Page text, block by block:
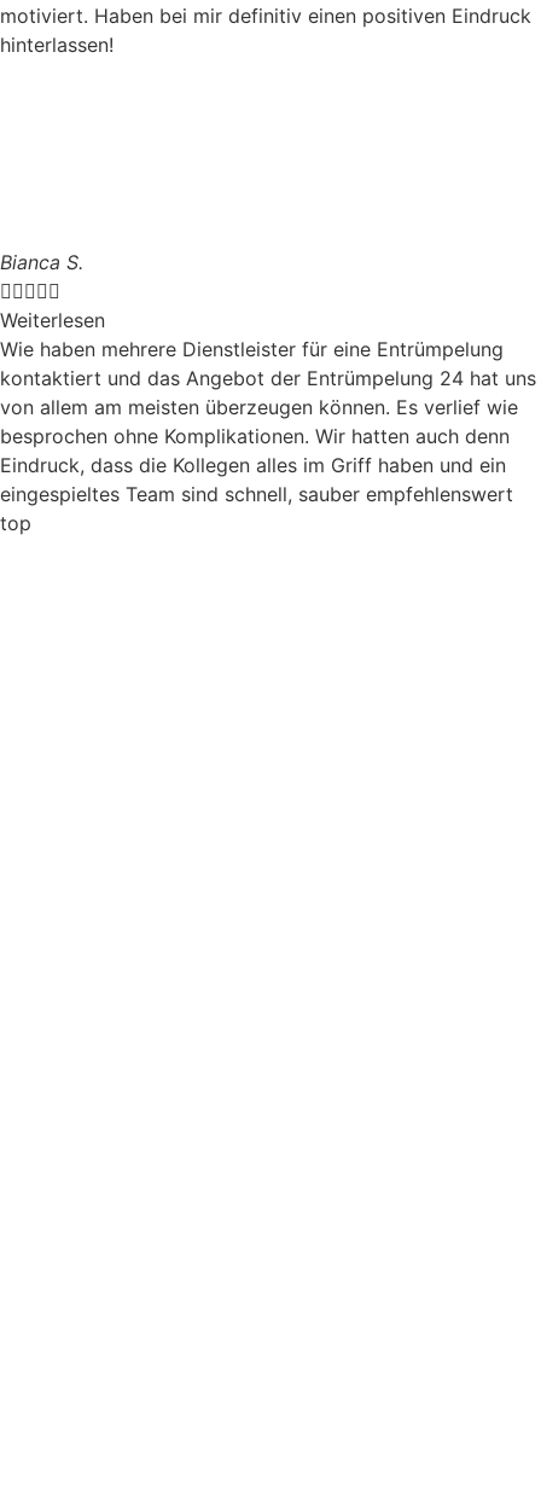
motiviert. Haben bei mir definitiv einen positiven Eindruck
hinterlassen!
Bianca S.

Weiterlesen
Wie haben mehrere Dienstleister für eine Entrümpelung
kontaktiert und das Angebot der Entrümpelung 24 hat uns
von allem am meisten überzeugen können. Es verlief wie
besprochen ohne Komplikationen. Wir hatten auch denn
Eindruck, dass die Kollegen alles im Griff haben und ein
eingespieltes Team sind schnell, sauber empfehlenswert
top